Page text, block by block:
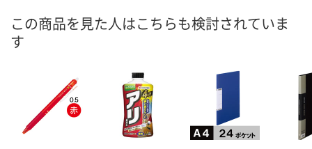
8月7日（金）
カゴへ カ
この商品を見た人はこちらも検討されていま
す